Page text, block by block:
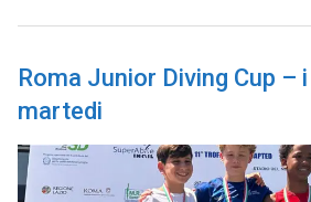
Roma Junior Diving Cup –
martedi